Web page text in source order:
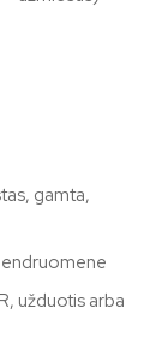
gamta,
užduotis arba